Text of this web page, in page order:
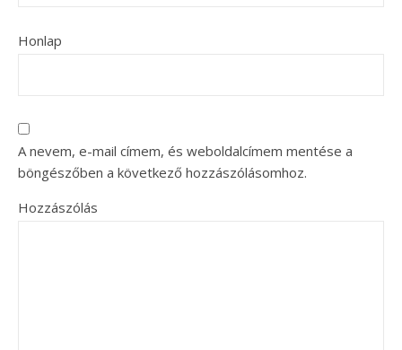
Honlap
A nevem, e-mail címem, és weboldalcímem mentése a
böngészőben a következő hozzászólásomhoz.
Hozzászólás